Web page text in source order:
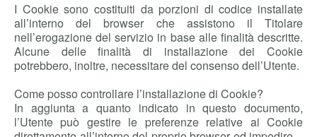
I Cookie sono costituiti da porzioni di codice installate
all’interno del browser che assistono il Titolare
nell’erogazione del servizio in base alle finalità descritte.
Alcune delle finalità di installazione dei Cookie
potrebbero, inoltre, necessitare del consenso dell’Utente.
Come posso controllare l’installazione di Cookie?
In aggiunta a quanto indicato in questo documento,
l’Utente può gestire le preferenze relative ai Cookie